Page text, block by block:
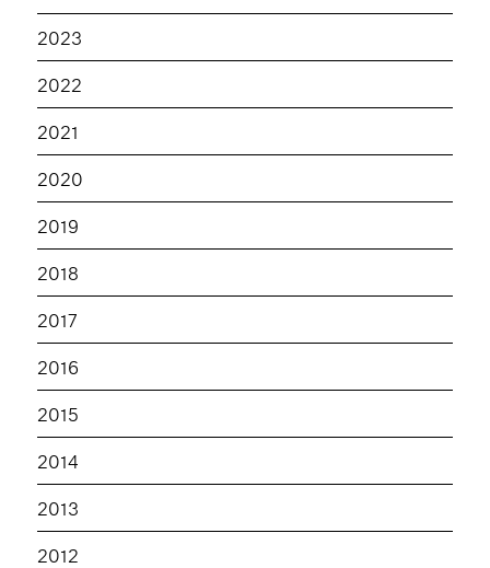
2023
2022
2021
2020
2019
2018
2017
2016
2015
2014
2013
2012